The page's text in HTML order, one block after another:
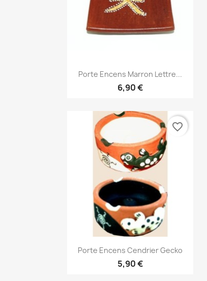
Aperçu rapide
Porte Encens Marron Lettre...
6,90 €
Aperçu rapide
Porte Encens Cendrier Gecko
5,90 €
favorite_border